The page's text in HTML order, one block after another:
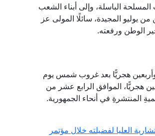
الباسلة، وإلى أبناء الشعب
يوليو المجيدة، سائلًا المولى عز
الوطن ورفعته.
وأربعين هجريًّا بعد غروب شمس يوم
هجريًّا، الموافق الرابع عشر من
المنتشرةِ في أنحاء الجمهورية.
العليا لفضيلته خلال مؤتمر